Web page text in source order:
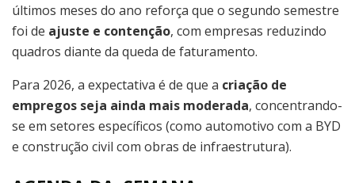
últimos meses do ano reforça que o segundo semestre
foi de ajuste e contenção, com empresas reduzindo
quadros diante da queda de faturamento.
Para 2026, a expectativa é de que a criação de
empregos seja ainda mais moderada, concentrando-
se em setores específicos (como automotivo com a BYD
e construção civil com obras de infraestrutura).